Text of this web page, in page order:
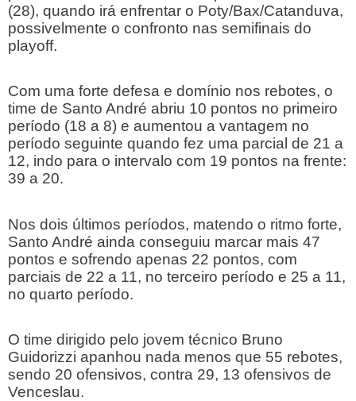
(28), quando irá enfrentar o Poty/Bax/Catanduva,
possivelmente o confronto nas semifinais do
playoff.
Com uma forte defesa e domínio nos rebotes, o
time de Santo André abriu 10 pontos no primeiro
período (18 a 8) e aumentou a vantagem no
período seguinte quando fez uma parcial de 21 a
12, indo para o intervalo com 19 pontos na frente:
39 a 20.
Nos dois últimos períodos, matendo o ritmo forte,
Santo André ainda conseguiu marcar mais 47
pontos e sofrendo apenas 22 pontos, com
parciais de 22 a 11, no terceiro período e 25 a 11,
no quarto período.
O time dirigido pelo jovem técnico Bruno
Guidorizzi apanhou nada menos que 55 rebotes,
sendo 20 ofensivos, contra 29, 13 ofensivos de
Venceslau.